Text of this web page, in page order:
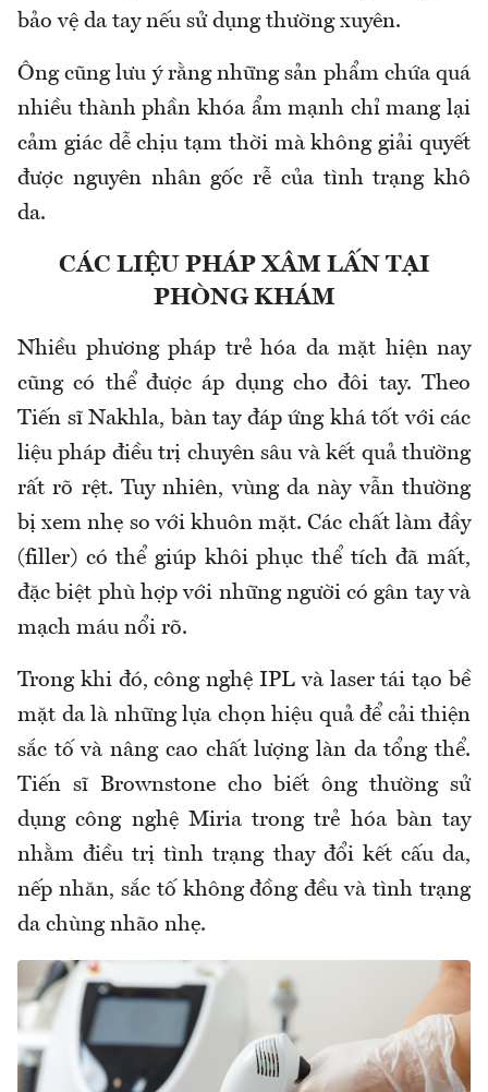
bảo vệ da tay nếu sử dụng thường xuyên.
Ông cũng lưu ý rằng những sản phẩm chứa quá
nhiều thành phần khóa ẩm mạnh chỉ mang lại
cảm giác dễ chịu tạm thời mà không giải quyết
được nguyên nhân gốc rễ của tình trạng khô
da.
CÁC LIỆU PHÁP XÂM LẤN TẠI
PHÒNG KHÁM
Nhiều phương pháp trẻ hóa da mặt hiện nay
cũng có thể được áp dụng cho đôi tay. Theo
Tiến sĩ Nakhla, bàn tay đáp ứng khá tốt với các
liệu pháp điều trị chuyên sâu và kết quả thường
rất rõ rệt. Tuy nhiên, vùng da này vẫn thường
bị xem nhẹ so với khuôn mặt. Các chất làm đầy
(filler) có thể giúp khôi phục thể tích đã mất,
đặc biệt phù hợp với những người có gân tay và
mạch máu nổi rõ.
Trong khi đó, công nghệ IPL và laser tái tạo bề
mặt da là những lựa chọn hiệu quả để cải thiện
sắc tố và nâng cao chất lượng làn da tổng thể.
Tiến sĩ Brownstone cho biết ông thường sử
dụng công nghệ Miria trong trẻ hóa bàn tay
nhằm điều trị tình trạng thay đổi kết cấu da,
nếp nhăn, sắc tố không đồng đều và tình trạng
da chùng nhão nhẹ.